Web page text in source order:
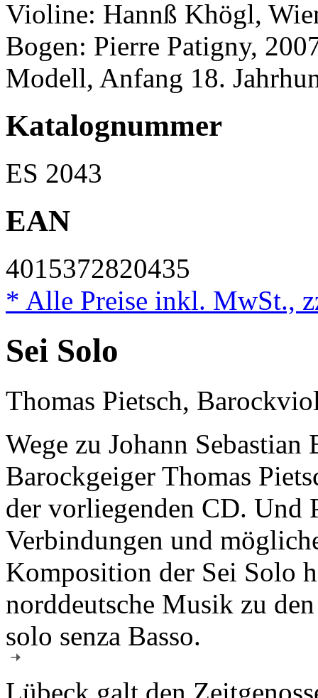
Violine: Hannß Khögl,
Bogen: Pierre Patigny,
Modell, Anfang 18.
Katalognummer
ES 2043
EAN
4015372820435
* Alle Preise inkl. MwSt.,
Sei Solo
Thomas Pietsch,
Wege zu Johann
Barockgeiger Thomas
der vorliegenden CD. Und
Verbindungen und
Komposition der Sei Solo
norddeutsche Musik zu
solo senza Basso.